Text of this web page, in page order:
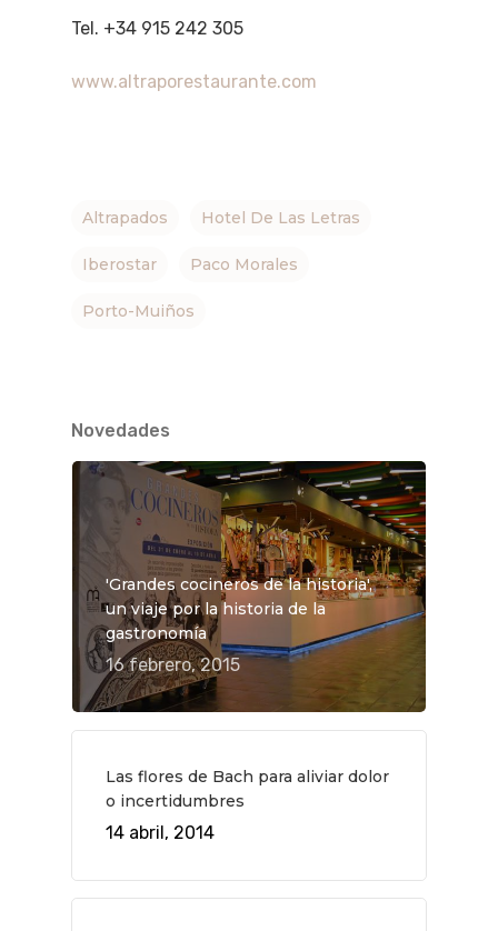
Tel. +34 915 242 305
www.altraporestaurante.com
Altrapados Hotel De Las Letras
Iberostar Paco Morales
Porto-Muiños
Novedades
'Grandes cocineros de la historia',
un viaje por la historia de la
gastronomía
16 febrero, 2015
Las flores de Bach para aliviar dolor
o incertidumbres
14 abril, 2014
QUÉ HACER
Museos Y
Restaurantes